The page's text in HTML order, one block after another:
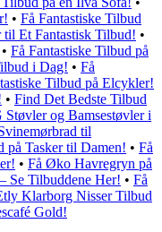
• Få Fantastiske Tilbud
Et Fantastisk Tilbud! •
• Få Fantastiske Tilbud på
i Dag! • Få
Tilbud på Elcykler!
• Find Det Bedste Tilbud
og Bamsestøvler i
til
på Tasker til Damen! • Få
• Få Øko Havregryn på
Se Tilbuddene Her! • Få
Klarborg Nisser Tilbud
Gold!